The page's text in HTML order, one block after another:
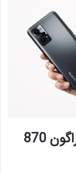
ریلمی GT Neo2 به اسنپدراگون 870